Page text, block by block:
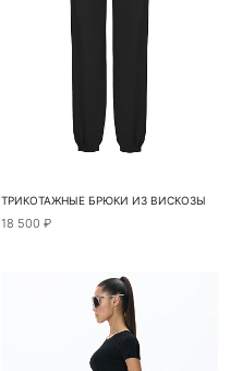
ТРИКОТАЖНЫЕ БРЮКИ ИЗ ВИСКОЗЫ
18 500 ₽